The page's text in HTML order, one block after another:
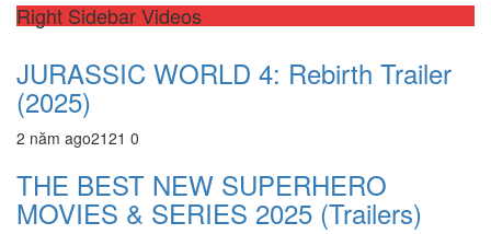
Right Sidebar Videos
JURASSIC WORLD 4: Rebirth Trailer
(2025)
2 năm ago2121 0
THE BEST NEW SUPERHERO
MOVIES & SERIES 2025 (Trailers)